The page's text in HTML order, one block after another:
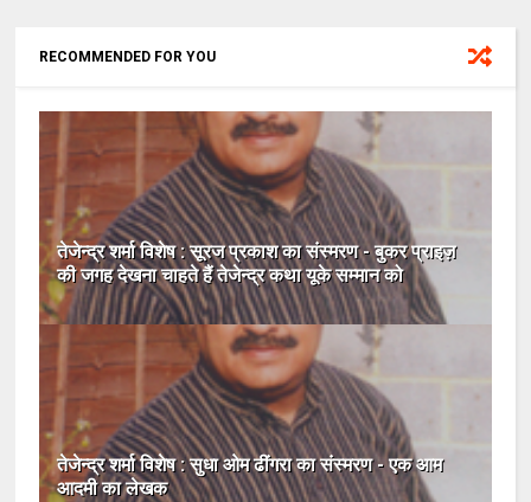
RECOMMENDED FOR YOU
तेजेन्द्र शर्मा विशेष : सूरज प्रकाश का संस्मरण - बुकर प्राइज़
की जगह देखना चाहते हैं तेजेन्द्र कथा यूके सम्मान को
तेजेन्द्र शर्मा विशेष : सुधा ओम ढींगरा का संस्मरण - एक आम
आदमी का लेखक